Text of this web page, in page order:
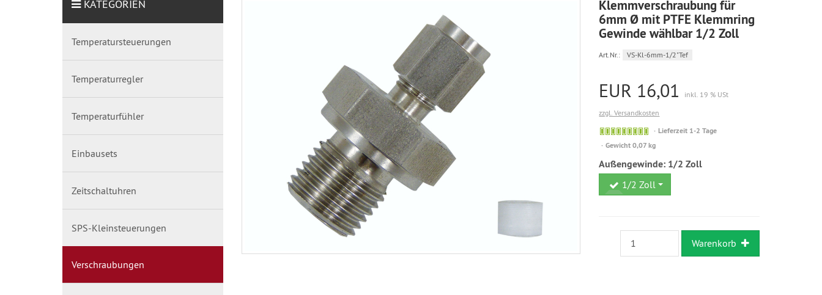
Klemmverschraubung für
6mm Ø mit PTFE Klemmring
Gewinde wählbar 1/2 Zoll
Art.Nr.: VS-Kl-6mm-1/2"Tef
EUR 16,01
inkl. 19 % USt
zzgl. Versandkosten
Sofort
versandfähig,
ausreichende
Stückzahl
Lieferzeit 1-2 Tage
Gewicht 0,07 kg
Außengewinde: 1/2 Zoll
1/2 Zoll
Warenkorb
KATEGORIEN
Temperatursteuerungen
Temperaturregler
Temperaturfühler
Einbausets
Zeitschaltuhren
SPS-Kleinsteuerungen
Verschraubungen